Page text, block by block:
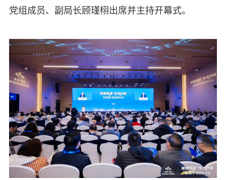
党组成员、副局长顾瑾栩出席并主持开幕式。